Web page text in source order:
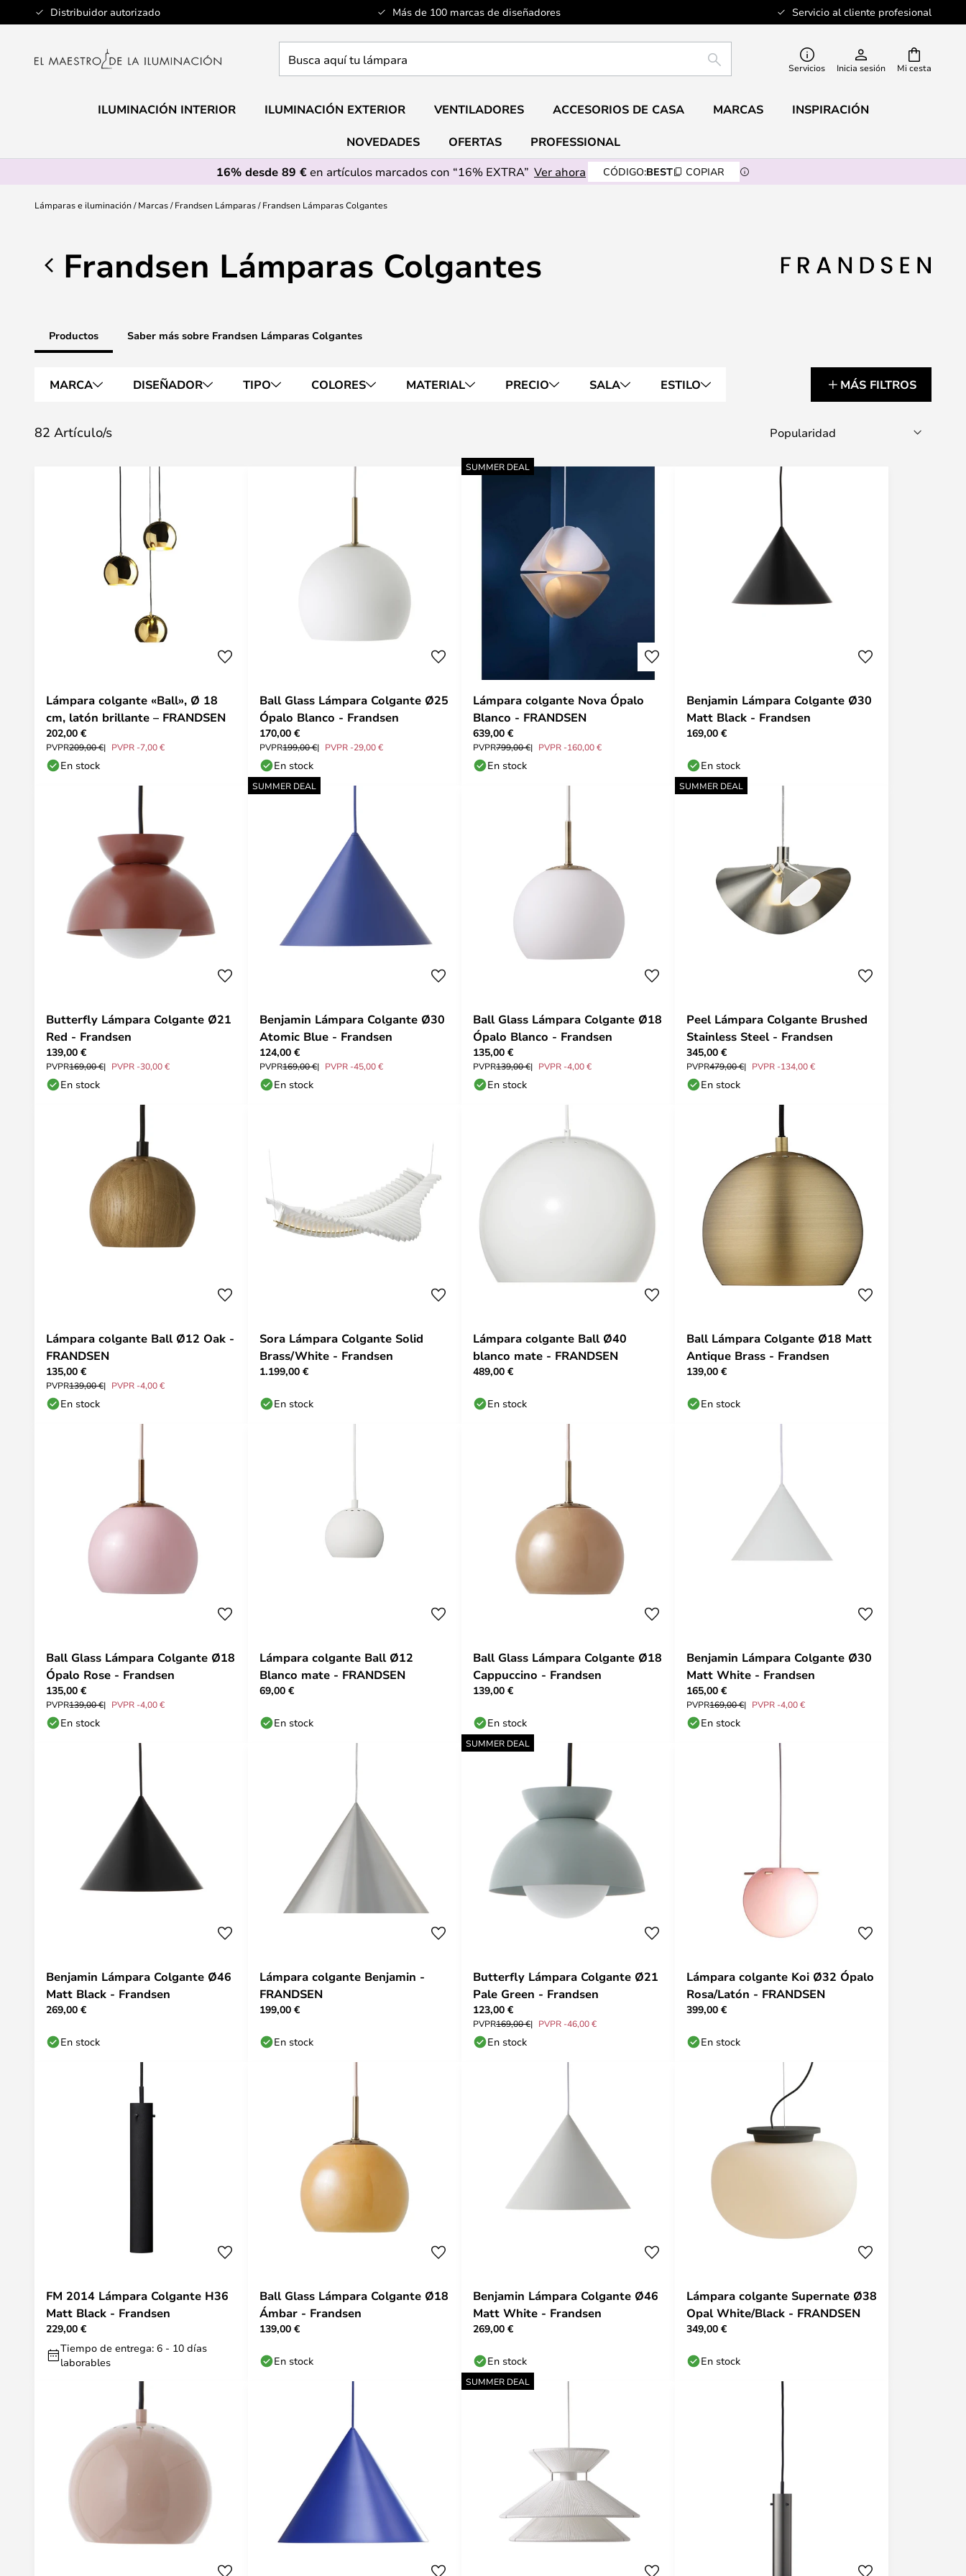
Distribuidor autorizado Más de 100 marcas de diseñadores Servicio al cliente profesional
Ir
al
Mi cesta
aquí
lámpara
BUSCAR Servicios Inicia sesión
ILUMINACIÓN INTERIOR ILUMINACIÓN EXTERIOR VENTILADORES ACCESORIOS DE CASA MARCAS INSPIRACIÓN
NOVEDADES OFERTAS
PROFESSIONAL
16% desde 89 €en artículos marcados con “16% EXTRA” Ver ahora CÓDIGO:BEST COPIAR
Lámparas e iluminación Marcas Frandsen Lámparas Frandsen Lámparas Colgantes
Frandsen Lámparas Colgantes
Productos Saber más sobre Frandsen Lámparas Colgantes
MARCA DISEÑADOR TIPO COLORES MATERIAL PRECIO SALA ESTILO MÁS FILTROS
82 Artículo/s
Lámpara colgante «Ball», Ø 18
cm, latón brillante – FRANDSEN
202,00 €
PVPR209,00 € PVPR -7,00 €
En stock
Ball Glass Lámpara Colgante Ø25
Ópalo Blanco - Frandsen
170,00 €
PVPR199,00 € PVPR -29,00 €
En stock
SUMMER DEAL
Lámpara colgante Nova Ópalo
Blanco - FRANDSEN
639,00 €
PVPR799,00 € PVPR -160,00 €
En stock
Benjamin Lámpara Colgante Ø30
Matt Black - Frandsen
169,00 €
En stock
Butterfly Lámpara Colgante Ø21
Red - Frandsen
139,00 €
PVPR169,00 € PVPR -30,00 €
En stock
SUMMER DEAL
Benjamin Lámpara Colgante Ø30
Atomic Blue - Frandsen
124,00 €
PVPR169,00 € PVPR -45,00 €
En stock
Ball Glass Lámpara Colgante Ø18
Ópalo Blanco - Frandsen
135,00 €
PVPR139,00 € PVPR -4,00 €
En stock
SUMMER DEAL
Peel Lámpara Colgante Brushed
Stainless Steel - Frandsen
345,00 €
PVPR479,00 € PVPR -134,00 €
En stock
Lámpara colgante Ball Ø12 Oak -
FRANDSEN
135,00 €
PVPR139,00 € PVPR -4,00 €
En stock
Sora Lámpara Colgante Solid
Brass/White - Frandsen
1.199,00 €
En stock
Lámpara colgante Ball Ø40
blanco mate - FRANDSEN
489,00 €
En stock
Ball Lámpara Colgante Ø18 Matt
Antique Brass - Frandsen
139,00 €
En stock
Ball Glass Lámpara Colgante Ø18
Ópalo Rose - Frandsen
135,00 €
PVPR139,00 € PVPR -4,00 €
En stock
Lámpara colgante Ball Ø12
Blanco mate - FRANDSEN
69,00 €
En stock
Ball Glass Lámpara Colgante Ø18
Cappuccino - Frandsen
139,00 €
En stock
Benjamin Lámpara Colgante Ø30
Matt White - Frandsen
165,00 €
PVPR169,00 € PVPR -4,00 €
En stock
Benjamin Lámpara Colgante Ø46
Matt Black - Frandsen
269,00 €
En stock
Lámpara colgante Benjamin -
FRANDSEN
199,00 €
En stock
SUMMER DEAL
Butterfly Lámpara Colgante Ø21
Pale Green - Frandsen
123,00 €
PVPR169,00 € PVPR -46,00 €
En stock
Lámpara colgante Koi Ø32 Ópalo
Rosa/Latón - FRANDSEN
399,00 €
En stock
FM 2014 Lámpara Colgante H36
Matt Black - Frandsen
229,00 €
Tiempo de entrega: 6 - 10 días
laborables
Ball Glass Lámpara Colgante Ø18
Ámbar - Frandsen
139,00 €
En stock
Benjamin Lámpara Colgante Ø46
Matt White - Frandsen
269,00 €
En stock
Lámpara colgante Supernate Ø38
Opal White/Black - FRANDSEN
349,00 €
En stock
SUMMER DEAL